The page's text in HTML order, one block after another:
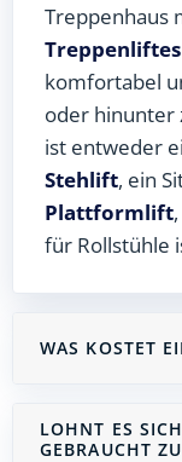
Treppenhaus
Treppenliftes
komfortabel
oder hinunter
ist entweder
Stehlift, ein
Plattformlift
für Rollstühle
WAS KOSTET
LOHNT ES
GEBRAUCHT